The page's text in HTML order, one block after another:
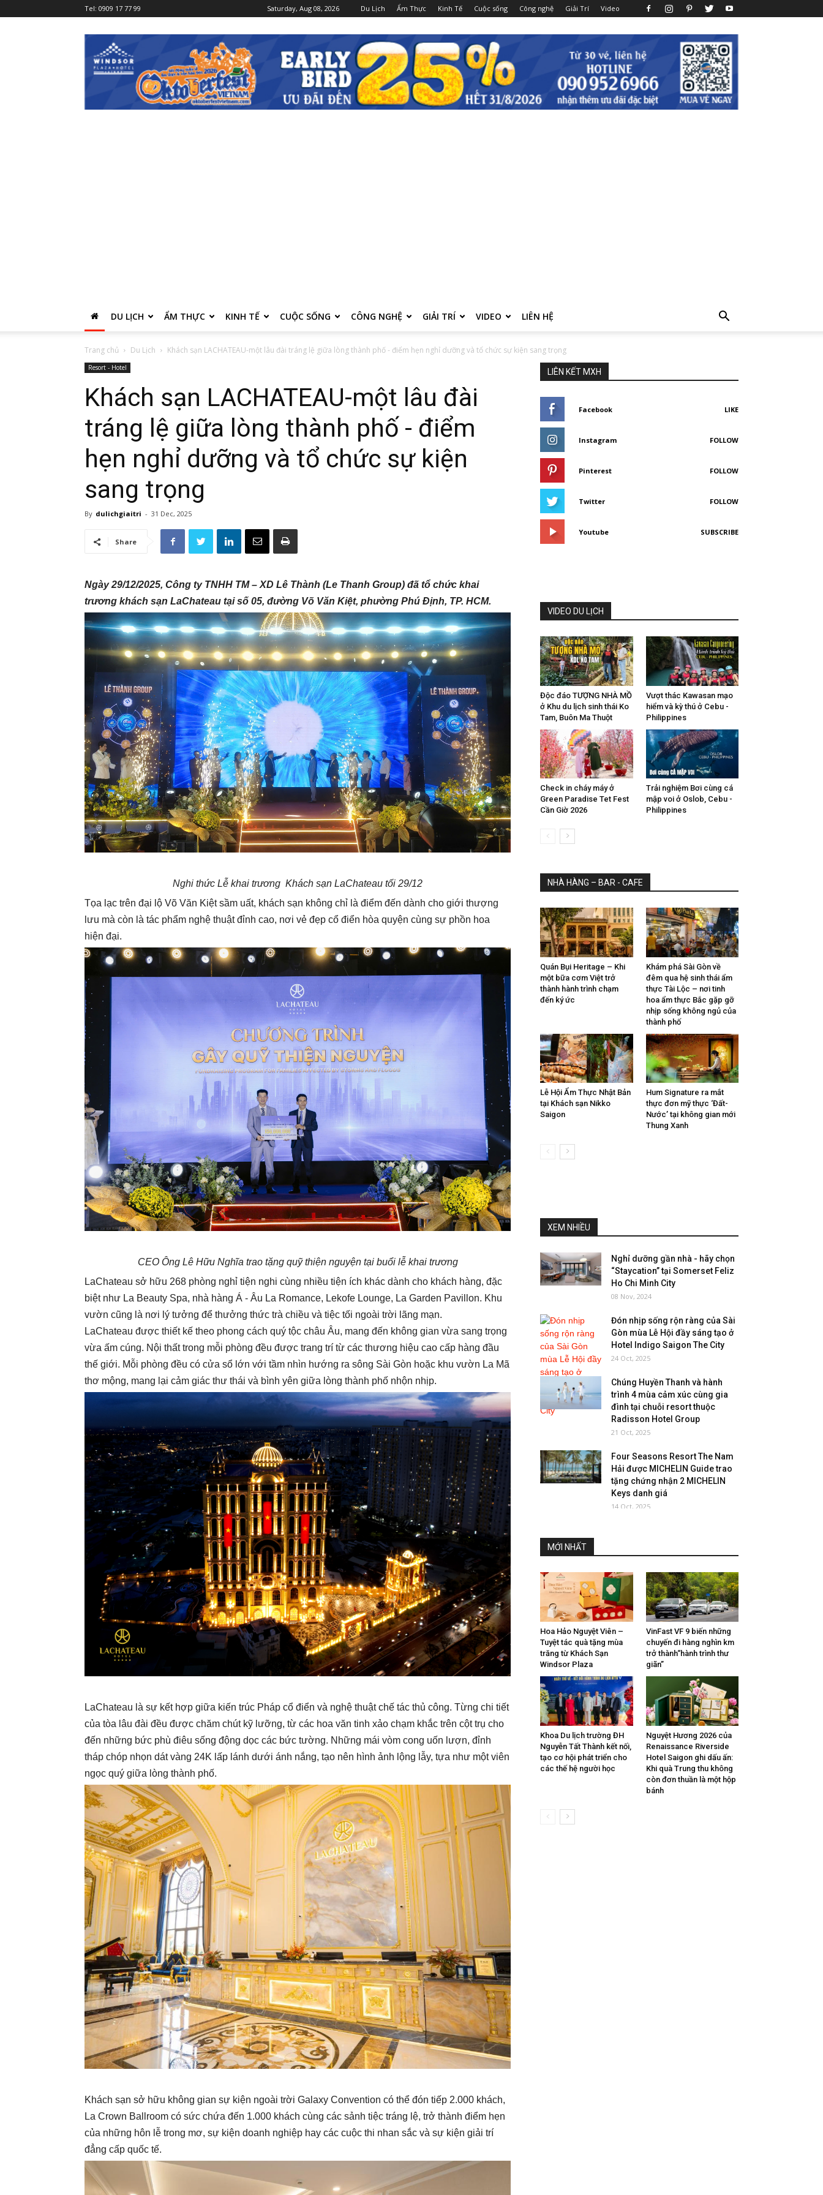
Saturday, Aug 08, 2026 Du Lịch Ẩm Thực Kinh Tế Cuộc sống Công nghệ Giải Trí Video
Tel: 0909 17 77 99
Dulichgiaitri
DU LỊCH ẨM THỰC KINH TẾ CUỘC SỐNG CÔNG NGHỆ GIẢI TRÍ VIDEO LIÊN HỆ
Trang chủ Du Lịch Khách sạn LACHATEAU-một lâu đài tráng lệ giữa lòng thành phố - điểm hẹn nghỉ dưỡng và tổ chức sự kiện sang trọng
Resort - Hotel
Khách sạn LACHATEAU-một lâu đài
tráng lệ giữa lòng thành phố - điểm
hẹn nghỉ dưỡng và tổ chức sự kiện
sang trọng
By dulichgiaitri - 31 Dec, 2025
Share
Ngày29/12/2025, Công ty TNHH TM – XD Lê Thành (Le Thanh Group) đã tổ chức khai
trương khách sạn LaChateau tại số 05, đường Võ Văn Kiệt, phường Phú Định, TP. HCM.
Nghi thức Lễ khai trương Khách sạn LaChateau tối 29/12
Tọa lạc trên đại lộ Võ Văn Kiệt sầm uất, khách sạn không chỉ là điểm đến dành cho giới thượng
lưu mà còn là tác phẩm nghệ thuật đỉnh cao, nơi vẻ đẹp cổ điển hòa quyện cùng sự phồn hoa
hiện đại.
CEO Ông Lê Hữu Nghĩa trao tặng quỹ thiện nguyện tại buổi lễ khai trương
LaChateau sở hữu 268 phòng nghỉ tiện nghi cùng nhiều tiện ích khác dành cho khách hàng, đặc
biệt như La Beauty Spa, nhà hàng Á - Âu La Romance, Lekofe Lounge, La Garden Pavillon. Khu
vườn cũng là nơi lý tưởng để thưởng thức trà chiều và tiệc tối ngoài trời lãng mạn.
LaChateau được thiết kế theo phong cách quý tộc châu Âu, mang đến không gian vừa sang trọng
vừa ấm cúng. Nội thất trong mỗi phòng đều được trang trí từ các thương hiệu cao cấp hàng đầu
thế giới. Mỗi phòng đều có cửa sổ lớn với tầm nhìn hướng ra sông Sài Gòn hoặc khu vườn La Mã
thơ mộng, mang lại cảm giác thư thái và bình yên giữa lòng thành phố nhộn nhịp.
LaChateau là sự kết hợp giữa kiến trúc Pháp cổ điển và nghệ thuật chế tác thủ công. Từng chi tiết
của tòa lâu đài đều được chăm chút kỹ lưỡng, từ các hoa văn tinh xảo chạm khắc trên cột trụ cho
đến những bức phù điêu sống động dọc các bức tường. Những mái vòm cong uốn lượn, đỉnh
tháp chóp nhọn dát vàng 24K lấp lánh dưới ánh nắng, tạo nên hình ảnh lộng lẫy, tựa như một viên
ngọc quý giữa lòng thành phố.
Khách sạn sở hữu không gian sự kiện ngoài trời Galaxy Convention có thể đón tiếp 2.000 khách,
La Crown Ballroom có sức chứa đến 1.000 khách cùng các sảnh tiệc tráng lệ, trở thành điểm hẹn
của những hôn lễ trong mơ, sự kiện doanh nghiệp hay các cuộc thi nhan sắc và sự kiện giải trí
đẳng cấp quốc tế.
LIÊN KẾT MXH
Facebook LIKE
Instagram FOLLOW
Pinterest FOLLOW
Twitter FOLLOW
Youtube SUBSCRIBE
VIDEO DU LỊCH
Độc đáo TƯỢNG NHÀ MỒ
ở Khu du lịch sinh thái Ko
Tam, Buôn Ma Thuột
Vượt thác Kawasan mạo
hiểm và kỳ thú ở Cebu -
Philippines
Check in cháy máy ở
Green Paradise Tet Fest
Cần Giờ 2026
Trải nghiệm Bơi cùng cá
mập voi ở Oslob, Cebu -
Philippines
NHÀ HÀNG – BAR - CAFE
Quán Bụi Heritage – Khi
một bữa cơm Việt trở
thành hành trình chạm
đến ký ức
Khám phá Sài Gòn về
đêm qua hệ sinh thái ẩm
thực Tài Lộc – nơi tinh
hoa ẩm thực Bắc gặp gỡ
nhịp sống không ngủ của
thành phố
Lễ Hội Ẩm Thực Nhật Bản
tại Khách sạn Nikko
Saigon
Hum Signature ra mắt
thực đơn mỹ thực ‘Đất-
Nước’ tại không gian mới
Thung Xanh
XEM NHIỀU
Nghỉ dưỡng gần nhà - hãy chọn
“Staycation” tại Somerset Feliz
Ho Chi Minh City
08 Nov, 2024
Đón nhịp sống rộn ràng của Sài
Gòn mùa Lễ Hội đầy sáng tạo ở
Hotel Indigo Saigon The City
24 Oct, 2025
Chúng Huyền Thanh và hành
trình 4 mùa cảm xúc cùng gia
đình tại chuỗi resort thuộc
Radisson Hotel Group
21 Oct, 2025
Four Seasons Resort The Nam
Hải được MICHELIN Guide trao
tặng chứng nhận 2 MICHELIN
Keys danh giá
14 Oct, 2025
MỚI NHẤT
Hoa Hảo Nguyệt Viên –
Tuyệt tác quà tặng mùa
trăng từ Khách Sạn
Windsor Plaza
VinFast VF 9 biến những
chuyến đi hàng nghìn km
trở thành“hành trình thư
giãn”
Khoa Du lịch trường ĐH
Nguyễn Tất Thành kết nối,
tạo cơ hội phát triển cho
các thế hệ người học
Nguyệt Hương 2026 của
Renaissance Riverside
Hotel Saigon ghi dấu ấn:
Khi quà Trung thu không
còn đơn thuần là một hộp
bánh